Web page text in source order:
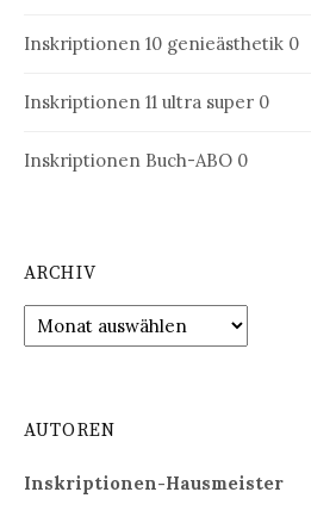
Inskriptionen 10 genieästhetik 0
Inskriptionen 11 ultra super 0
Inskriptionen Buch-ABO 0
ARCHIV
Archiv
AUTOREN
Inskriptionen-Hausmeister